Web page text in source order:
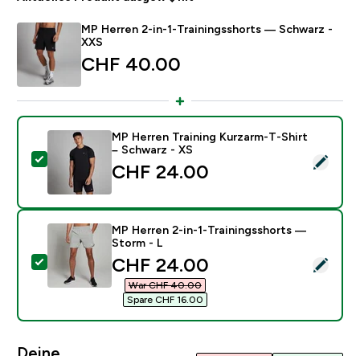
MP Herren 2-in-1-Trainingsshorts — Schwarz -
XXS
CHF 40.00‎
Dieses Produkt ausw�hlen - MP Herren Training
MP Herren Training Kurzarm-T-Shirt
– Schwarz - XS
CHF 24.00‎
Dieses Produkt ausw�hlen - MP Herren 2-in-1-
MP Herren 2-in-1-Trainingsshorts —
Storm - L
discounted price
CHF 24.00‎
War CHF 40.00‎
Spare CHF 16.00‎